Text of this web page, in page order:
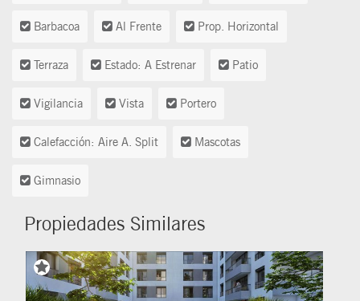
Barbacoa Al Frente Prop. Horizontal
Terraza Estado: A Estrenar Patio
Vigilancia Vista Portero
Calefacción: Aire A. Split Mascotas
Gimnasio
Propiedades Similares